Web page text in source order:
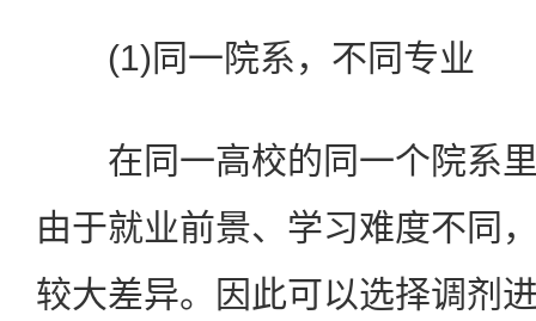
(1)同一院系，不同专业
在同一高校的同一个院系里
由于就业前景、学习难度不同
较大差异。因此可以选择调剂